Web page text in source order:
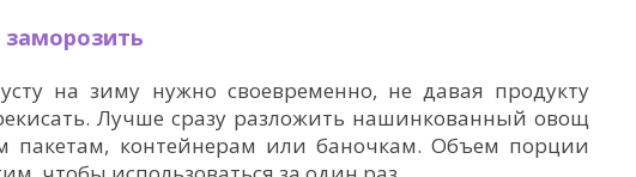
заморозить
на зиму нужно своевременно, не давая продукту
Лучше сразу разложить нашинкованный овощ
пакетам, контейнерам или баночкам. Объем порции